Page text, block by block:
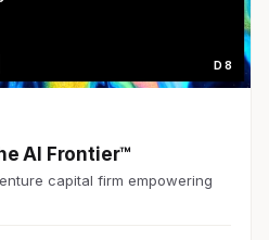
D 8
AI Frontier™
capital firm empowering